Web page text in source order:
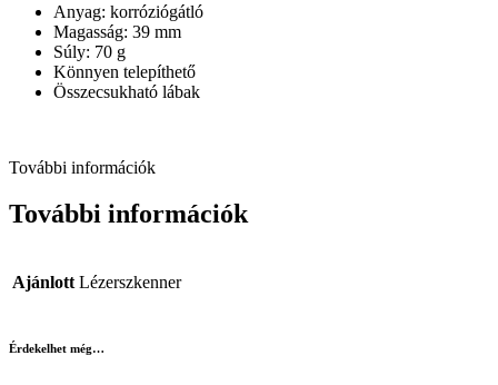
Anyag: korróziógátló
Magasság: 39 mm
Súly: 70 g
Könnyen telepíthető
Összecsukható lábak
További információk
További információk
Ajánlott Lézerszkenner
Érdekelhet még…